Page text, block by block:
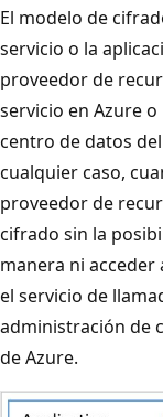
El modelo de
servicio o la
proveedor de
servicio en Azure
centro de datos
cualquier caso,
proveedor de
cifrado sin la
manera ni acceder
el servicio de
administración de
de Azure.